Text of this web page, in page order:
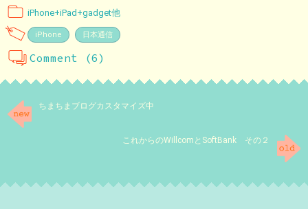
iPhone+iPad+gadget他
iPhone 日本通信
Comment (6)
ちまちまブログカスタマイズ中
これからのWillcomとSoftBank その２